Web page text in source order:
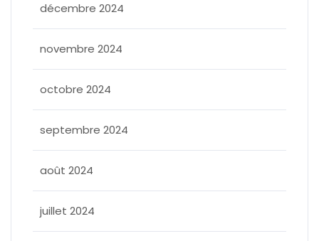
décembre 2024
novembre 2024
octobre 2024
septembre 2024
août 2024
juillet 2024